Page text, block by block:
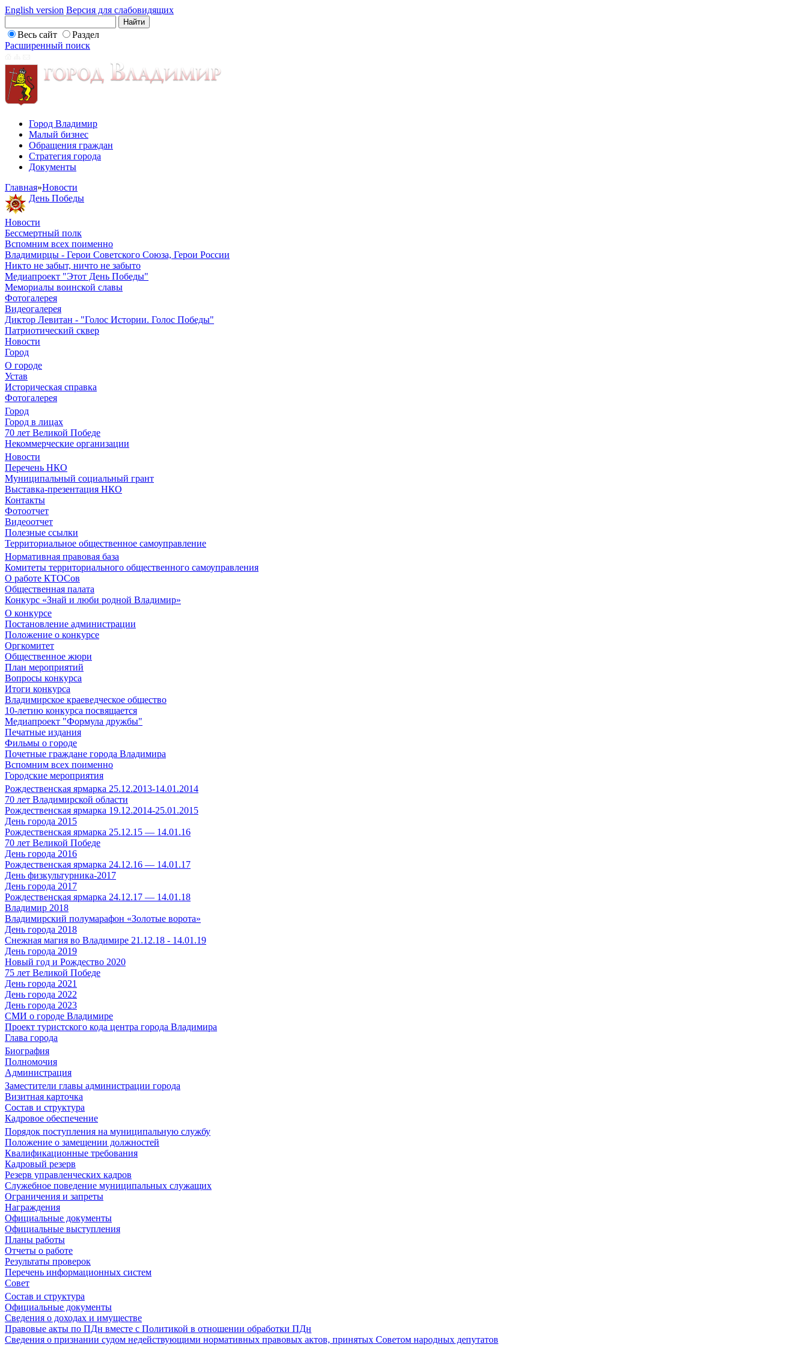
English version Версия для слабовидящих
Весь сайт
Раздел
Расширенный поиск
Город Владимир
Малый бизнес
Обращения граждан
Стратегия города
Документы
Главная»Новости
День Победы
Новости
Бессмертный полк
Вспомним всех поименно
Владимирцы - Герои Советского Союза, Герои России
Никто не забыт, ничто не забыто
Медиапроект "Этот День Победы"
Мемориалы воинской славы
Фотогалерея
Видеогалерея
Диктор Левитан - "Голос Истории. Голос Победы"
Патриотический сквер
Новости
Город
О городе
Устав
Историческая справка
Фотогалерея
Город
Город в лицах
70 лет Великой Победе
Некоммерческие организации
Новости
Перечень НКО
Муниципальный социальный грант
Выставка-презентация НКО
Контакты
Фотоотчет
Видеоотчет
Полезные ссылки
Территориальное общественное самоуправление
Нормативная правовая база
Комитеты территориального общественного самоуправления
О работе КТОСов
Общественная палата
Конкурс «Знай и люби родной Владимир»
О конкурсе
Постановление администрации
Положение о конкурсе
Оргкомитет
Общественное жюри
План мероприятий
Вопросы конкурса
Итоги конкурса
Владимирское краеведческое общество
10-летию конкурса посвящается
Медиапроект "Формула дружбы"
Печатные издания
Фильмы о городе
Почетные граждане города Владимира
Вспомним всех поименно
Городские мероприятия
Рождественская ярмарка 25.12.2013-14.01.2014
70 лет Владимирской области
Рождественская ярмарка 19.12.2014-25.01.2015
День города 2015
Рождественская ярмарка 25.12.15 — 14.01.16
70 лет Великой Победе
День города 2016
Рождественская ярмарка 24.12.16 — 14.01.17
День физкультурника-2017
День города 2017
Рождественская ярмарка 24.12.17 — 14.01.18
Владимир 2018
Владимирский полумарафон «Золотые ворота»
День города 2018
Снежная магия во Владимире 21.12.18 - 14.01.19
День города 2019
Новый год и Рождество 2020
75 лет Великой Победе
День города 2021
День города 2022
День города 2023
СМИ о городе Владимире
Проект туристского кода центра города Владимира
Глава города
Биография
Полномочия
Администрация
Заместители главы администрации города
Визитная карточка
Состав и структура
Кадровое обеспечение
Порядок поступления на муниципальную службу
Положение о замещении должностей
Квалификационные требования
Кадровый резерв
Резерв управленческих кадров
Служебное поведение муниципальных служащих
Ограничения и запреты
Награждения
Официальные документы
Официальные выступления
Планы работы
Отчеты о работе
Результаты проверок
Перечень информационных систем
Совет
Состав и структура
Официальные документы
Сведения о доходах и имуществе
Правовые акты по ПДн вместе с Политикой в отношении обработки ПДн
Сведения о признании судом недействующими нормативных правовых актов, принятых Советом народных депутатов